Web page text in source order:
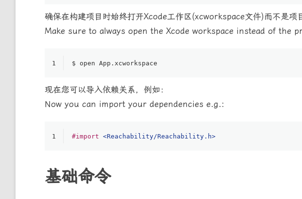
确保在构建项目时始终打开Xcode工作区(xcworkspace文件)而不是项
Make sure to always open the Xcode workspace instead of the
1 $ open App.xcworkspace
现在您可以导入依赖关系，例如：
Now you can import your dependencies e.g.:
1 #import <Reachability/Reachability.h>
基础命令